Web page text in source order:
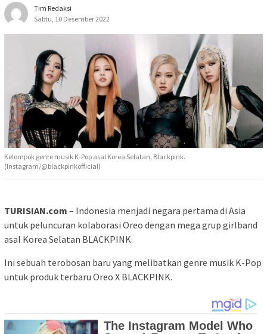
Tim Redaksi
Sabtu, 10 Desember 2022
Kelompok genre musik K-Pop asal Korea Selatan, Blackpink.
(Instagram/@blackpinkofficial)
TURISIAN.com – Indonesia menjadi negara pertama di Asia
untuk peluncuran kolaborasi Oreo dengan mega grup girlband
asal Korea Selatan BLACKPINK.
Ini sebuah terobosan baru yang melibatkan genre musik K-Pop
untuk produk terbaru Oreo X BLACKPINK.